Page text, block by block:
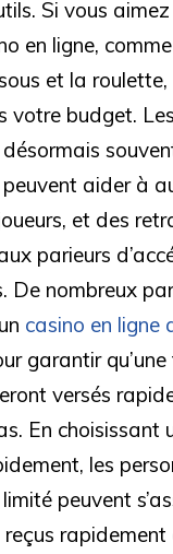
Si vous
en ligne,
et la
votre budget.
aider à
et des
parieurs
De nombreux
casino en ligne
garantir
versés
En choisissant
les
peuvent